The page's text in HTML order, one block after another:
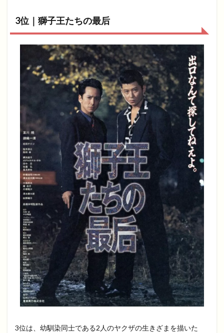
3位｜獅子王たちの最后
3位は、幼馴染同士である2人のヤクザの生きざまを描いた